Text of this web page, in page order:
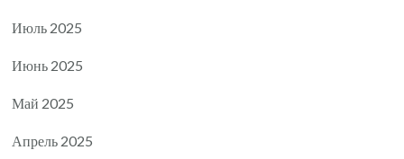
Июль 2025
Июнь 2025
Май 2025
Апрель 2025